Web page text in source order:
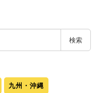
検索
九州・沖縄